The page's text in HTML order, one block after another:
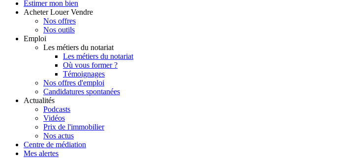
Estimer mon bien
Acheter Louer Vendre
Nos offres
Nos outils
Emploi
Les métiers du notariat
Les métiers du notariat
Où vous former ?
Témoignages
Nos offres d'emploi
Candidatures spontanées
Actualités
Podcasts
Vidéos
Prix de l'immobilier
Nos actus
Centre de médiation
Mes alertes